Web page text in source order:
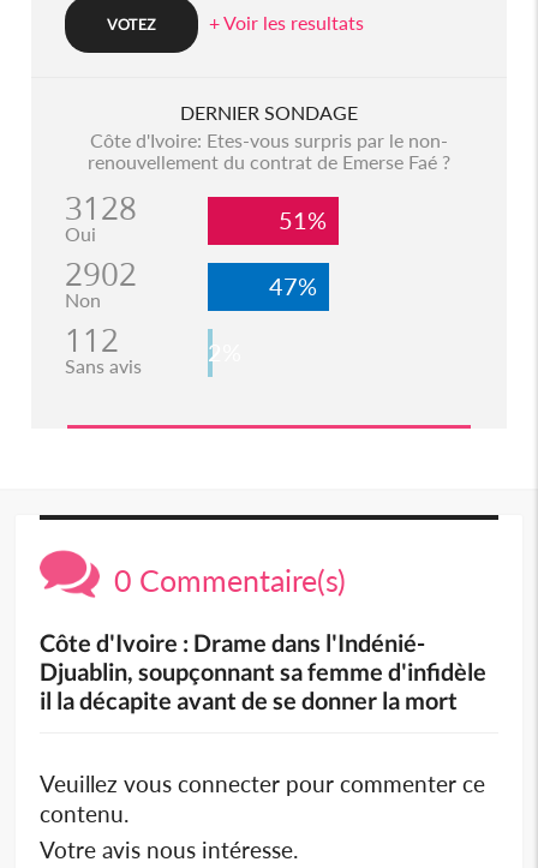
+ Voir les resultats
DERNIER SONDAGE
Côte d'Ivoire: Etes-vous surpris par le non-
renouvellement du contrat de Emerse Faé ?
3128
Oui 51%
2902
Non 47%
112
Sans avis 2%
0 Commentaire(s)
Côte d'Ivoire : Drame dans l'Indénié-
Djuablin, soupçonnant sa femme d'infidèle
il la décapite avant de se donner la mort
Veuillez vous connecter pour commenter ce
contenu.
Votre avis nous intéresse.